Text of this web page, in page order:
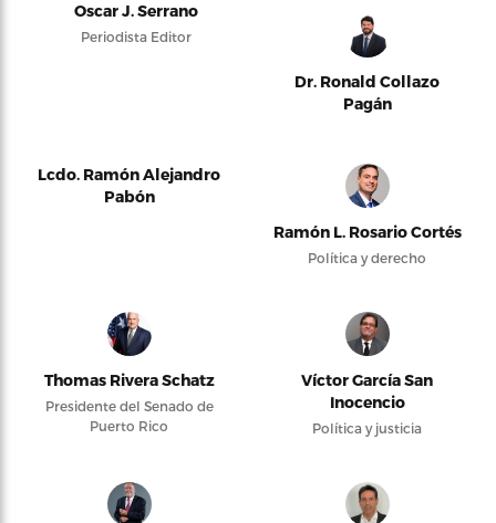
Oscar J. Serrano
Periodista Editor
Dr. Ronald Collazo
Pagán
Lcdo. Ramón Alejandro
Pabón
Ramón L. Rosario Cortés
Política y derecho
Thomas Rivera Schatz
Presidente del Senado de
Puerto Rico
Víctor García San
Inocencio
Política y justicia